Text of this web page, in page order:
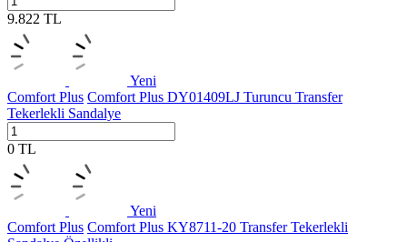
9.822 TL
Yeni
Comfort Plus Comfort Plus DY01409LJ Turuncu Transfer
Tekerlekli Sandalye
0 TL
Yeni
Comfort Plus Comfort Plus KY8711-20 Transfer Tekerlekli